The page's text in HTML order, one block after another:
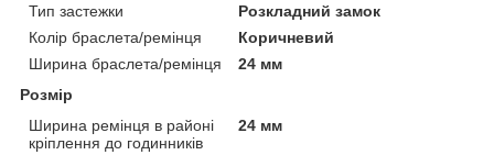
Тип застежки
Розкладний замок
Колір браслета/ремінця
Коричневий
Ширина браслета/ремінця
24 мм
Розмір
Ширина ремінця в районі
кріплення до годинників
24 мм